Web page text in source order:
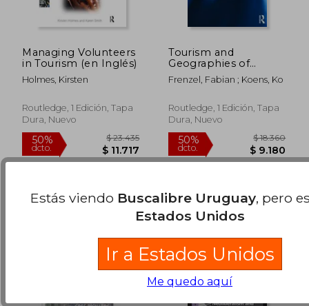
dcto. $ 10.137 dcto.
Managing Volunteers
in Tourism (en Inglés)
Holmes, Kirsten
Routledge, 1 Edición, Tapa
Dura, Nuevo
Tourism and
Geographies of
Inequality: The New
Global Slumming
Inglés)
Frenzel, Fabian ; Koens, Ko
Routledge, 1 Edición, Tapa
Dura, Nuevo
Estás viendo Buscalibre Uruguay, pero
Estados Unidos
Ir a Estados Unidos
Me quedo aquí